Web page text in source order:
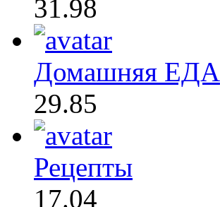
31.98
Домашняя ЕДА
29.85
Рецепты
17.04